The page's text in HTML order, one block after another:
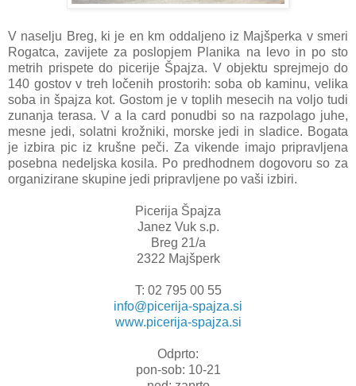
V naselju Breg, ki je en km oddaljeno iz Majšperka v smeri
Rogatca, zavijete za poslopjem Planika na levo in po sto
metrih prispete do picerije Špajza. V objektu sprejmejo do
140 gostov v treh ločenih prostorih: soba ob kaminu, velika
soba in špajza kot. Gostom je v toplih mesecih na voljo tudi
zunanja terasa. V a la card ponudbi so na razpolago juhe,
mesne jedi, solatni krožniki, morske jedi in sladice. Bogata
je izbira pic iz krušne peči. Za vikende imajo pripravljena
posebna nedeljska kosila. Po predhodnem dogovoru so za
organizirane skupine jedi pripravljene po vaši izbiri.
Picerija Špajza
Janez Vuk s.p.
Breg 21/a
2322 Majšperk
T: 02 795 00 55
info@picerija-spajza.si
www.picerija-spajza.si
Odprto:
pon-sob: 10-21